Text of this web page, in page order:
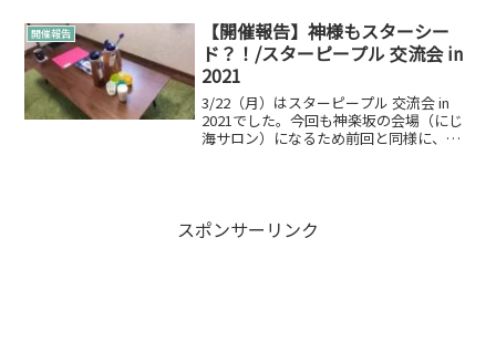
でした。プログラムはこんな感じです。
手書きですみません。あく...
開催報告
【開催報告】神様もスターシー
ド？！/スターピープル 交流会 in
2021
3/22（月）はスターピープル 交流会 in
2021でした。今回も神楽坂の会場（にじ
海サロン）になるため前回と同様に、、
スポンサーリンク